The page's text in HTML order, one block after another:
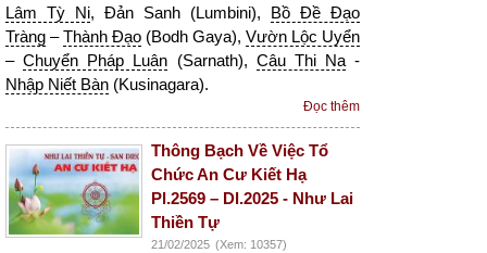
Lâm Tỳ Ni, Đản Sanh (Lumbini), Bồ Đề Đạo
Tràng –Thành Đạo (Bodh Gaya), Vườn Lộc Uyển
–Chuyển Pháp Luân (Sarnath), Câu Thi Na-
Nhập Niết Bàn (Kusinagara).
Đọc thêm
Thông Bạch Về Việc Tổ
Chức An Cư Kiết Hạ
Pl.2569 – Dl.2025 - Như Lai
Thiền Tự
21/02/2025 (Xem: 10357)